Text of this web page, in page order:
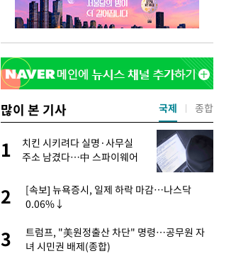
많이 본 기사
1
치킨 시키려다 실명·사무실
주소 남겼다…中 스파이웨어
2
[속보] 뉴욕증시, 일제 하락 마감…나스닥
0.06%↓
3
트럼프, "美원정출산 차단" 명령…공무원 자
녀 시민권 배제(종합)
국제 종합